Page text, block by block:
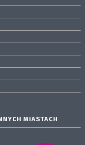
MIASTACH